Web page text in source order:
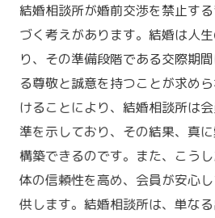
結婚相談所が婚前交渉を禁止す
づく考えがあります。結婚は人
り、その準備段階である交際期
る尊敬と誠意を持つことが求め
けることにより、結婚相談所は
準を示しており、その結果、真
構築できるのです。また、こう
体の信頼性を高め、会員が安心
供します。結婚相談所は、単なる